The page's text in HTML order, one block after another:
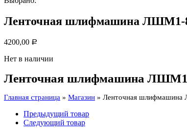
Ленточная шлифмашина
4200,00 Р
Нет в наличии
Ленточная шлифмашина
Главная страница » Магазин » Ленточная
Предыдущий товар
Следующий товар